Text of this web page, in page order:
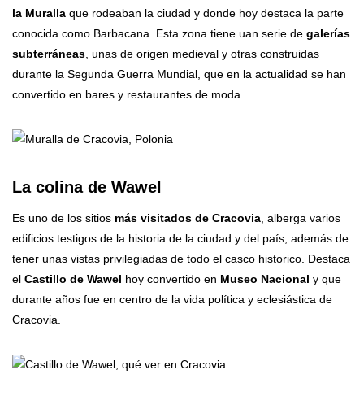
la Muralla que rodeaban la ciudad y donde hoy destaca la parte
conocida como Barbacana. Esta zona tiene uan serie de galerías
subterráneas , unas de origen medieval y otras construidas
durante la Segunda Guerra Mundial, que en la actualidad se han
convertido en bares y restaurantes de moda.
La colina de Wawel
Es uno de los sitios más visitados de Cracovia , alberga varios
edificios testigos de la historia de la ciudad y del país, además de
tener unas vistas privilegiadas de todo el casco historico. Destaca
el Castillo de Wawel hoy convertido en Museo Nacional y que
durante años fue en centro de la vida política y eclesiástica de
Cracovia.